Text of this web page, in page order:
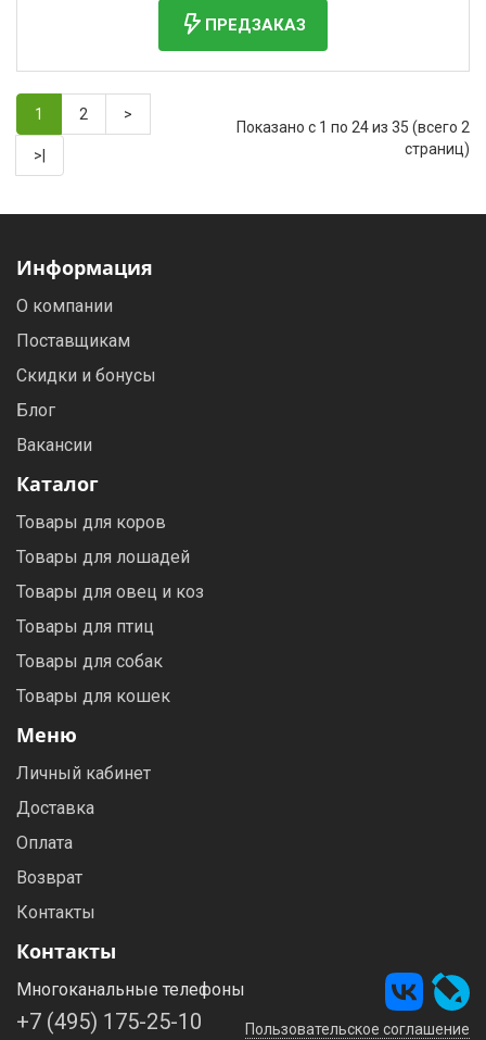
ПРЕДЗАКАЗ
1 2 >
>|
Показано с 1 по 24 из 35 (всего 2
страниц)
Информация
О компании
Поставщикам
Скидки и бонусы
Блог
Вакансии
Каталог
Товары для коров
Товары для лошадей
Товары для овец и коз
Товары для птиц
Товары для собак
Товары для кошек
Меню
Личный кабинет
Доставка
Оплата
Возврат
Контакты
Контакты
Многоканальные телефоны
+7 (495) 175-25-10
Пользовательское соглашение